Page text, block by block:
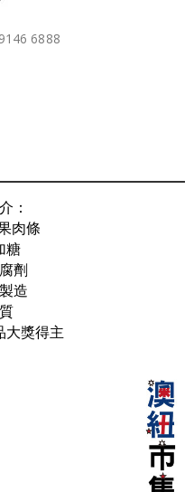
6888
：
肉條
糖
劑
造
大獎得主